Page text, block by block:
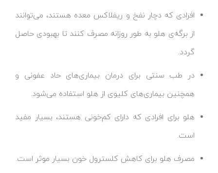
افرادی که دچار نفخ و ریفلاکس معده هستند، می‌توانند
از برگه‌ی هلو به طور روزانه مصرف کنند تا بهبودی حاصل
گردد.
در طب سنتی برای درمان بیماری‌های حاد عفونی و
همچنین بیماری‌های کلیوی از هلو استفاده می‌شود.
هلو برای افرادی که دارای کم‌خونی هستند، بسیار مفید
است.
مصرف هلو برای کاهش کلسترول خون بسیار موثر است.